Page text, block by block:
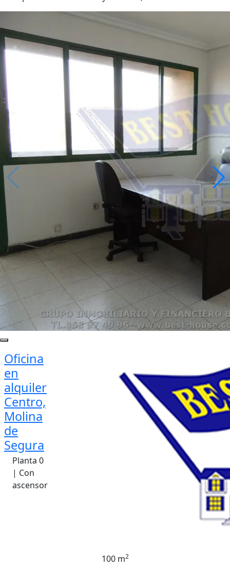
Oficina
en
alquiler
Centro,
Molina
de
Segura
Planta 0
| Con
ascensor
100 m2